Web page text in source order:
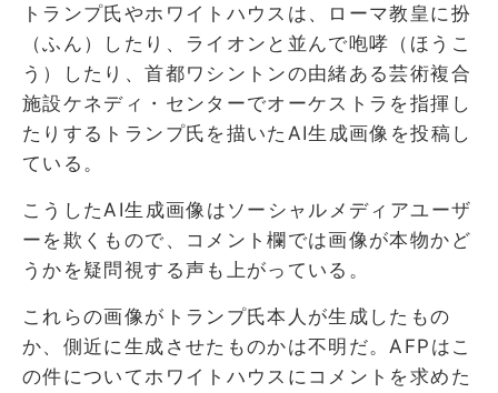
トランプ氏やホワイトハウスは、ローマ教皇に扮
（ふん）したり、ライオンと並んで咆哮（ほうこ
う）したり、首都ワシントンの由緒ある芸術複合
施設ケネディ・センターでオーケストラを指揮し
たりするトランプ氏を描いたAI生成画像を投稿し
ている。
こうしたAI生成画像はソーシャルメディアユーザ
ーを欺くもので、コメント欄では画像が本物かど
うかを疑問視する声も上がっている。
これらの画像がトランプ氏本人が生成したもの
か、側近に生成させたものかは不明だ。AFPはこ
の件についてホワイトハウスにコメントを求めた